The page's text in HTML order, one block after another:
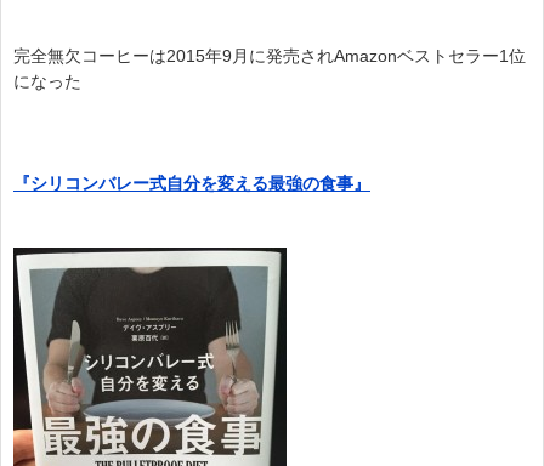
完全無欠コーヒーは2015年9月に発売されAmazonベストセラー1位
になった
『シリコンバレー式自分を変える最強の食事』